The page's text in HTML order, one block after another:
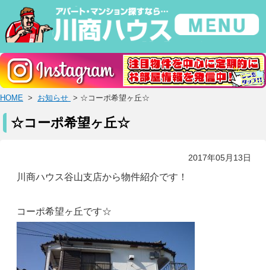
HOME > お知らせ > ☆コーポ希望ヶ丘☆
☆コーポ希望ヶ丘☆
2017年05月13日
川商ハウス谷山支店から物件紹介です！
コーポ希望ヶ丘です☆